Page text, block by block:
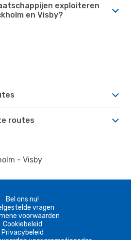
exploiteren
en Visby?
routes
- Visby
Bel ons nu!
vragen
voorwaarden
Cookiebeleid
Privacybeleid